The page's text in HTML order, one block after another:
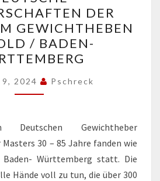
DER
MASTERS
IM
GEWICHTHEBEN
NAGOLD
/
WÜRTTEMBERG
DER
GEWICHTHEBEN
/ BADEN-
2024 Pschreck
Deutschen Gewichtheber
30 – 85 Jahre fanden wie
Württemberg statt. Die
Hände voll zu tun, die über 300